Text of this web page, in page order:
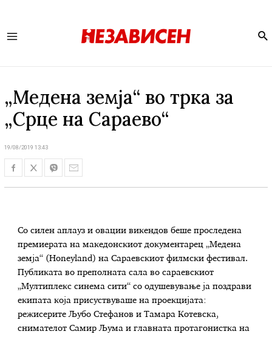
„Медена земја“ во трка за
„Срце на Сараево“
19/08/2019 13:43
Со силен аплауз и овации викендов беше проследена
премиерата на македонскиот документарец „Медена
земја“ (Honeyland) на Сараевскиот филмски фестивал.
Публиката во преполната сала во сараевскиот
„Мултиплекс синема сити“ со одушевување ја поздрави
екипата која присуствуваше на проекцијата:
режисерите Љубо Стефанов и Тамара Котевска,
снимателот Самир Љума и главната протагонистка на